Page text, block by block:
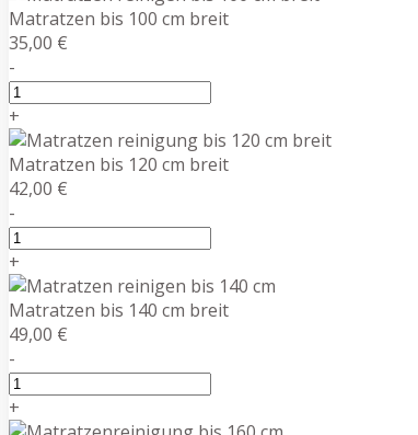
Matratzen bis 100 cm breit
35,00 €
-
+
Matratzen bis 120 cm breit
42,00 €
-
+
Matratzen bis 140 cm breit
49,00 €
-
+